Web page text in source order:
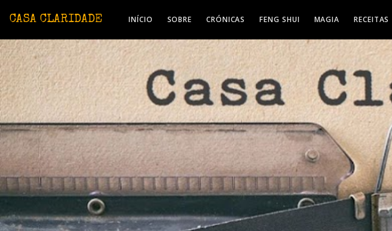
CASA CLARIDADE INÍCIO SOBRE CRÓNICAS FENG SHUI MAGIA RECEITAS